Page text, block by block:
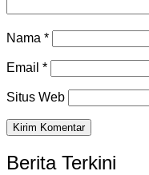
Nama *
Email *
Situs Web
Berita Terkini